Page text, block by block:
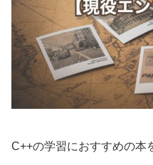
C++の学習におすすめの本